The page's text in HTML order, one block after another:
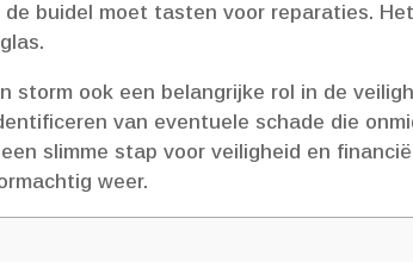
buidel moet tasten voor reparaties.​
ook een belangrijke rol in de
van eventuele schade die
slimme stap voor veiligheid en
weer.​